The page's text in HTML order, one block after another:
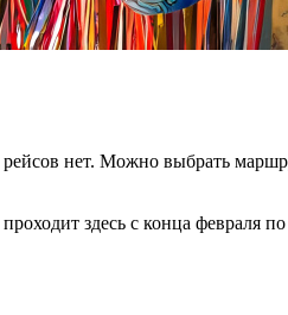
нет. Можно выбрать
здесь с конца февраля